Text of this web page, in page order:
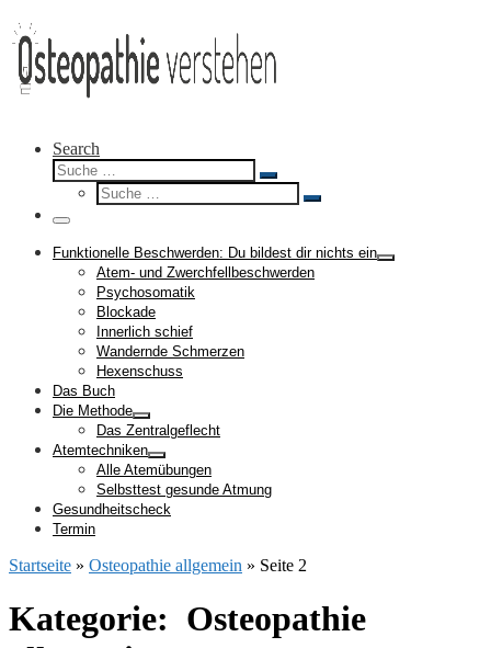
Search
Suche
Suche
…
Suche
Suche
Menü
Funktionelle Beschwerden: Du bildest dir nichts ein
Atem- und Zwerchfellbeschwerden
Psychosomatik
Blockade
Innerlich schief
Wandernde Schmerzen
Hexenschuss
Das Buch
Die Methode
Das Zentralgeflecht
Atemtechniken
Alle Atemübungen
Selbsttest gesunde Atmung
Gesundheitscheck
Termin
Startseite » Osteopathie allgemein » Seite 2
Kategorie: Osteopathie